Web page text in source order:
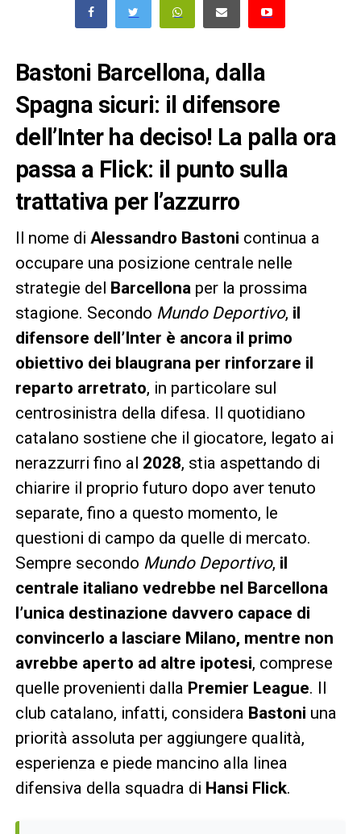
Bastoni Barcellona, dalla
Spagna sicuri: il difensore
dell’Inter ha deciso! La palla ora
passa a Flick: il punto sulla
trattativa per l’azzurro
Il nome di Alessandro Bastoni continua a
occupare una posizione centrale nelle
strategie del Barcellona per la prossima
stagione. Secondo Mundo Deportivo, il
difensore dell’Inter è ancora il primo
obiettivo dei blaugrana per rinforzare il
reparto arretrato, in particolare sul
centrosinistra della difesa. Il quotidiano
catalano sostiene che il giocatore, legato ai
nerazzurri fino al 2028, stia aspettando di
chiarire il proprio futuro dopo aver tenuto
separate, fino a questo momento, le
questioni di campo da quelle di mercato.
Sempre secondo Mundo Deportivo, il
centrale italiano vedrebbe nel Barcellona
l’unica destinazione davvero capace di
convincerlo a lasciare Milano, mentre non
avrebbe aperto ad altre ipotesi, comprese
quelle provenienti dalla Premier League. Il
club catalano, infatti, considera Bastoni una
priorità assoluta per aggiungere qualità,
esperienza e piede mancino alla linea
difensiva della squadra di Hansi Flick.